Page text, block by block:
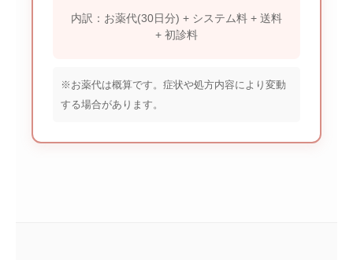
内訳：お薬代(30日分) + システム料 + 送料
+ 初診料
※お薬代は概算です。症状や処方内容により変動
する場合があります。